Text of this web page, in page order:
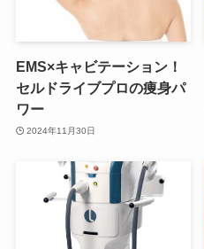
EMS×キャビテーション！
セルドライブプロの痩身パ
ワー
2024年11月30日